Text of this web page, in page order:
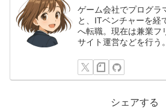
ゲーム会社でプログラ
と、ITベンチャーを経
へ転職。現在は兼業フ
サイト運営などを行う。
シェアする